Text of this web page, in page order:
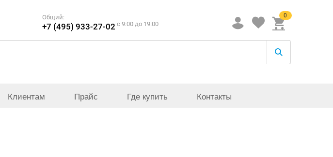
Общий:
+7 (495) 933-27-02 c 9:00 до 19:00
0
Клиентам Прайс Где купить Контакты